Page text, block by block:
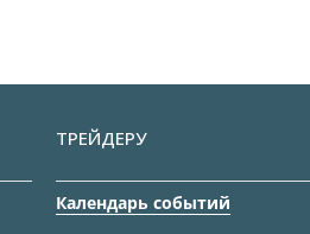
ТРЕЙДЕРУ
Календарь событий